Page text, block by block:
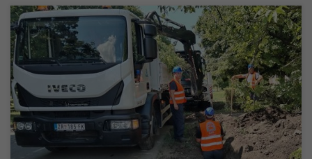
Радови ЈКП „Водовод и канализација“ Зрењанин у оквиру
замене водоводне мреже у Петефијевој улици који су
планирани за среду, одложени су за четвртак 20. јун када ће
доћи и до најављеног прекида водоснабдевања у овој и
околним улицама. Услед непредвиђених околности током
извођења радова и неочекиваних услова на терену радови